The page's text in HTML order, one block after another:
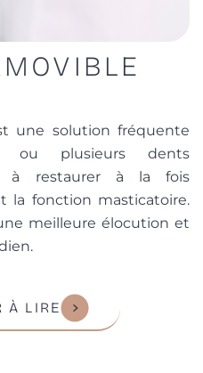
une solution fréquente
ou plusieurs dents
à restaurer à la fois
la fonction masticatoire.
meilleure élocution et
À LIRE